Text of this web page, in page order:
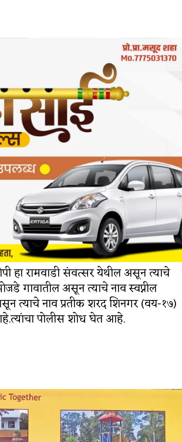
हा रामवाडी संवत्सर येथील असून त्याचे
गावातील असून त्याचे नाव स्वप्नील
त्याचे नाव प्रतीक शरद शिनगर (वय-१७)
पोलीस शोध घेत आहे.